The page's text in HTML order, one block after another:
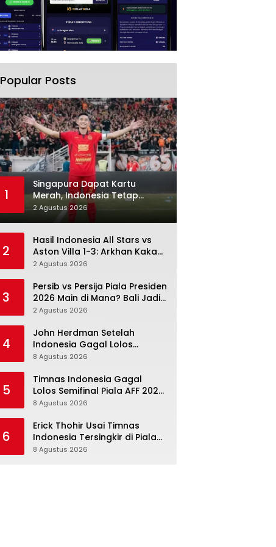
Popular Posts
1
Singapura Dapat Kartu
Merah, Indonesia Tetap
Gagal Menang: Di Sini
Pertandingan Berbelok
2 Agustus 2026
2
Hasil Indonesia All Stars vs
Aston Villa 1-3: Arkhan Kaka
Balas, Villa Tetap Terlalu Rapi
2 Agustus 2026
3
Persib vs Persija Piala Presiden
2026 Main di Mana? Bali Jadi
Venue Semifinal, Ritmenya
2 Agustus 2026
4
John Herdman Setelah
Indonesia Gagal Lolos
Semifinal Piala AFF 2026:
Pemain Senior Terpukul
8 Agustus 2026
5
Timnas Indonesia Gagal
Lolos Semifinal Piala AFF 2026,
tetapi Ini Memang Belum
8 Agustus 2026
6
Erick Thohir Usai Timnas
Indonesia Tersingkir di Piala
AFF 2026: Evaluasi Jalan,
8 Agustus 2026